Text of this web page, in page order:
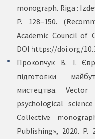
monograph. Riga :
P. 128–150.
Academic Council of
DOI https://doi.org/
Прокопчук В. І.
підготовки
мистецтва.
psychological
Collective
Publishing», 2020. P.